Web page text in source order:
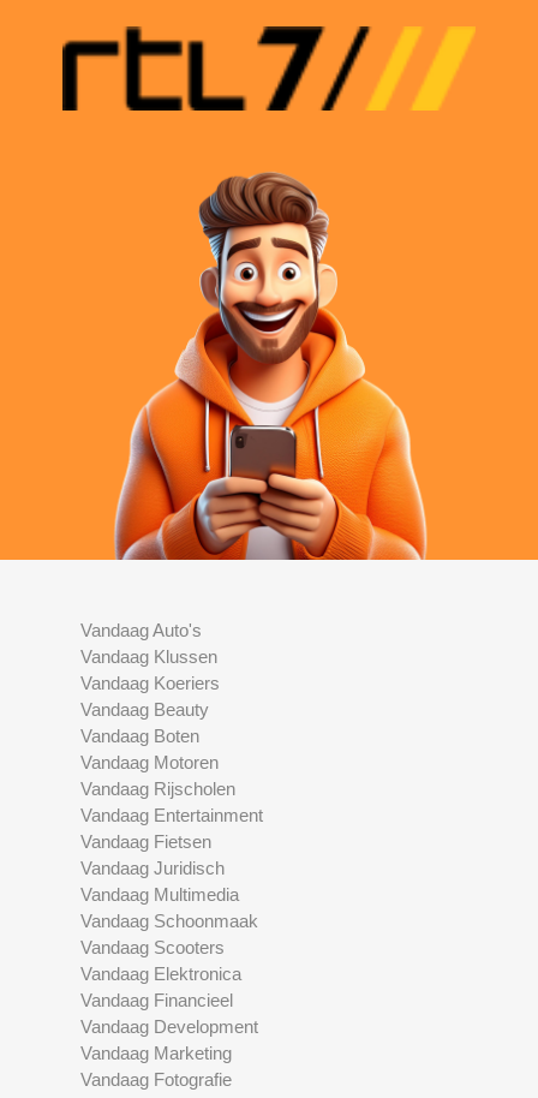
Vandaag Auto's
Vandaag Klussen
Vandaag Koeriers
Vandaag Beauty
Vandaag Boten
Vandaag Motoren
Vandaag Rijscholen
Vandaag Entertainment
Vandaag Fietsen
Vandaag Juridisch
Vandaag Multimedia
Vandaag Schoonmaak
Vandaag Scooters
Vandaag Elektronica
Vandaag Financieel
Vandaag Development
Vandaag Marketing
Vandaag Fotografie